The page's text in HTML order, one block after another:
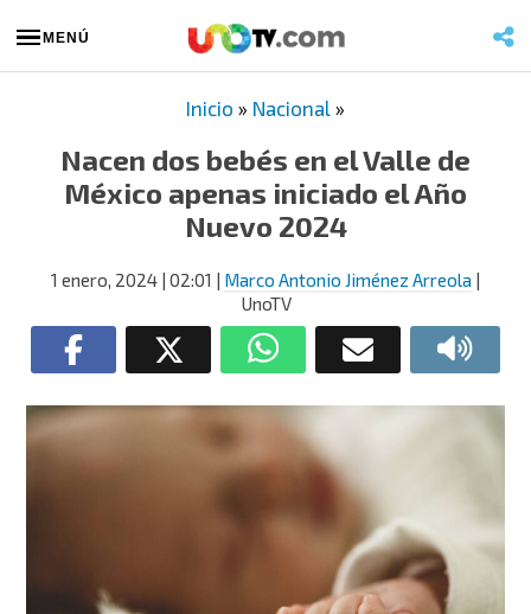
MENÚ
Inicio » Nacional »
Nacen dos bebés en el Valle de
México apenas iniciado el Año
Nuevo 2024
1 enero, 2024 | 02:01 | Marco Antonio Jiménez Arreola |
UnoTV